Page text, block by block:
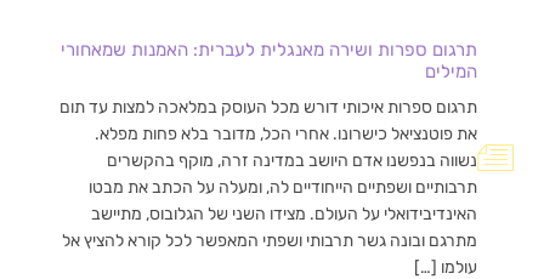
תרגום ספרות ושירה מאנגלית לעברית: האמנות שמאחורי
המילים
תרגום ספרות איכותי דורש מכל העוסק במלאכה למצות עד תום
את פוטנציאל כישרונו. אחרי הכל, מדובר בלא פחות מפלא.
נשווה בנפשנו אדם היושב במדינה זרה, מוקף בהקשרים
תרבותיים ושפתיים הייחודיים לה, ומעלה על הכתב את מבטו
האינדיבידואלי על העולם. מצידו השני של הגלובוס, מתיישב
מתרגם ובונה גשר תרבותי ושפתי המאפשר לכל קורא להציץ אל
עולמו […]